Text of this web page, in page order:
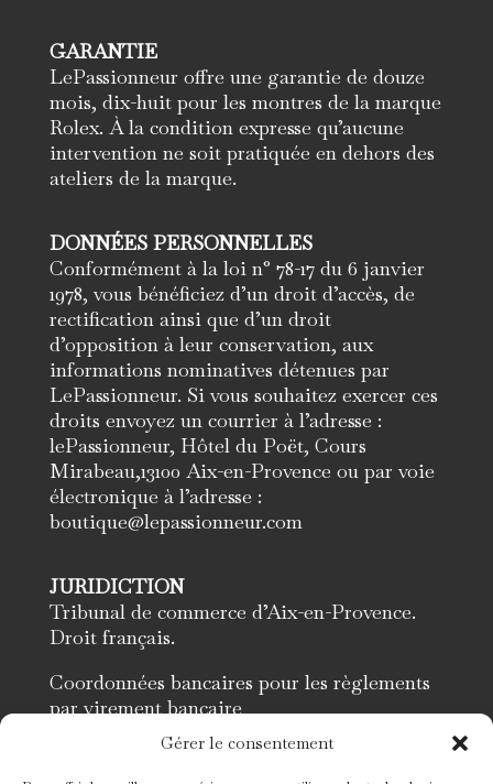
Gérer le consentement
GARANTIE
LePassionneur offre une garantie de douze
mois, dix-huit pour les montres de la marque
Rolex. À la condition expresse qu’aucune
intervention ne soit pratiquée en dehors des
ateliers de la marque.
DONNÉES PERSONNELLES
Conformément à la loi n° 78-17 du 6 janvier
1978, vous bénéficiez d’un droit d’accès, de
rectification ainsi que d’un droit
d’opposition à leur conservation, aux
informations nominatives détenues par
LePassionneur. Si vous souhaitez exercer ces
droits envoyez un courrier à l’adresse :
lePassionneur, Hôtel du Poët, Cours
Mirabeau,13100 Aix-en-Provence ou par voie
électronique à l’adresse :
boutique@lepassionneur.com
JURIDICTION
Tribunal de commerce d’Aix-en-Provence.
Droit français.
Coordonnées bancaires pour les règlements
par virement bancaire
Banque : 10096